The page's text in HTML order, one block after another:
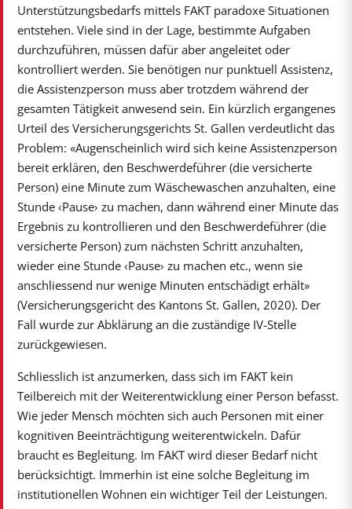
Unterstützungsbedarfs mittels FAKT paradoxe Situationen
entstehen. Viele sind in der Lage, bestimmte Aufgaben
durchzuführen, müssen dafür aber angeleitet oder
kontrolliert werden. Sie benötigen nur punktuell Assistenz,
die Assistenzperson muss aber trotzdem während der
gesamten Tätigkeit anwesend sein. Ein kürzlich ergangenes
Urteil des Versicherungsgerichts St. Gallen verdeutlicht das
Problem: «Augenscheinlich wird sich keine Assistenzperson
bereit erklären, den Beschwerdeführer (die versicherte
Person) eine Minute zum Wäschewaschen anzuhalten, eine
Stunde ‹Pause› zu machen, dann während einer Minute das
Ergebnis zu kontrollieren und den Beschwerdeführer (die
versicherte Person) zum nächsten Schritt anzuhalten,
wieder eine Stunde ‹Pause› zu machen etc., wenn sie
anschliessend nur wenige Minuten entschädigt erhält»
(Versicherungsgericht des Kantons St. Gallen, 2020). Der
Fall wurde zur Abklärung an die zuständige IV-Stelle
zurückgewiesen.
Schliesslich ist anzumerken, dass sich im FAKT kein
Teilbereich mit der Weiterentwicklung einer Person befasst.
Wie jeder Mensch möchten sich auch Personen mit einer
kognitiven Beeinträchtigung weiterentwickeln. Dafür
braucht es Begleitung. Im FAKT wird dieser Bedarf nicht
berücksichtigt. Immerhin ist eine solche Begleitung im
institutionellen Wohnen ein wichtiger Teil der Leistungen.